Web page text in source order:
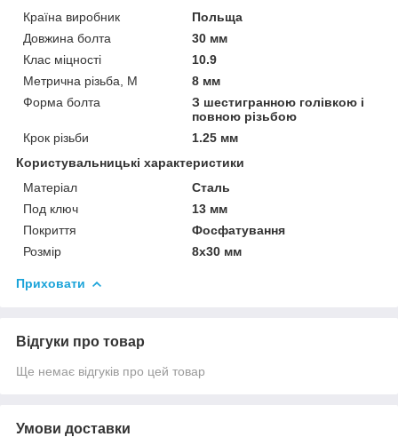
Країна виробник
Польща
Довжина болта
30 мм
Клас міцності
10.9
Метрична різьба, М
8 мм
Форма болта
З шестигранною голівкою і
повною різьбою
Крок різьби
1.25 мм
Користувальницькі характеристики
Матеріал
Сталь
Под ключ
13 мм
Покриття
Фосфатування
Розмір
8х30 мм
Приховати
Відгуки про товар
Ще немає відгуків про цей товар
Умови доставки